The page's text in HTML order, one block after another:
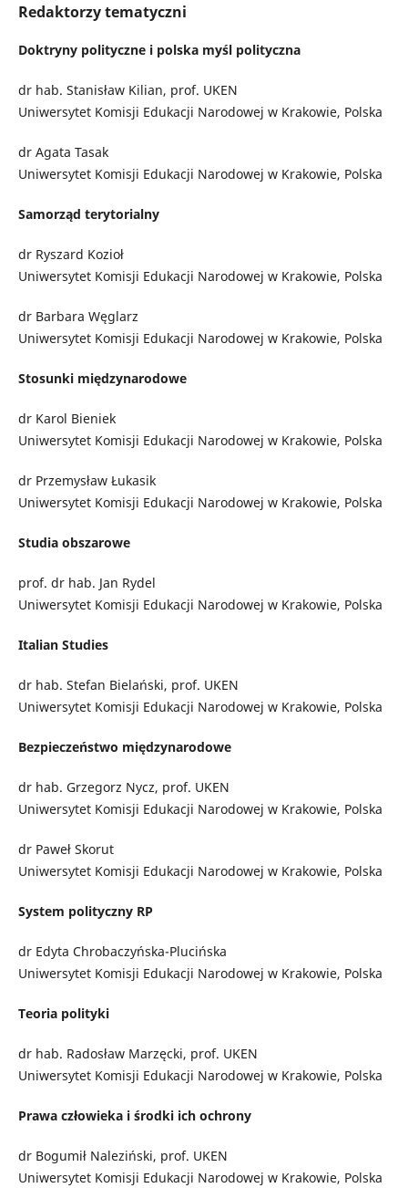
Redaktorzy tematyczni
Doktryny polityczne i polska myśl polityczna
dr hab. Stanisław Kilian, prof. UKEN
Uniwersytet Komisji Edukacji Narodowej w Krakowie, Polska
dr Agata Tasak
Uniwersytet Komisji Edukacji Narodowej w Krakowie, Polska
Samorząd terytorialny
dr Ryszard Kozioł
Uniwersytet Komisji Edukacji Narodowej w Krakowie, Polska
dr Barbara Węglarz
Uniwersytet Komisji Edukacji Narodowej w Krakowie, Polska
Stosunki międzynarodowe
dr Karol Bieniek
Uniwersytet Komisji Edukacji Narodowej w Krakowie, Polska
dr Przemysław Łukasik
Uniwersytet Komisji Edukacji Narodowej w Krakowie, Polska
Studia obszarowe
prof. dr hab. Jan Rydel
Uniwersytet Komisji Edukacji Narodowej w Krakowie, Polska
Italian Studies
dr hab. Stefan Bielański, prof. UKEN
Uniwersytet Komisji Edukacji Narodowej w Krakowie, Polska
Bezpieczeństwo międzynarodowe
dr hab. Grzegorz Nycz, prof. UKEN
Uniwersytet Komisji Edukacji Narodowej w Krakowie, Polska
dr Paweł Skorut
Uniwersytet Komisji Edukacji Narodowej w Krakowie, Polska
System polityczny RP
dr Edyta Chrobaczyńska-Plucińska
Uniwersytet Komisji Edukacji Narodowej w Krakowie, Polska
Teoria polityki
dr hab. Radosław Marzęcki, prof. UKEN
Uniwersytet Komisji Edukacji Narodowej w Krakowie, Polska
Prawa człowieka i środki ich ochrony
dr Bogumił Naleziński, prof. UKEN
Uniwersytet Komisji Edukacji Narodowej w Krakowie, Polska